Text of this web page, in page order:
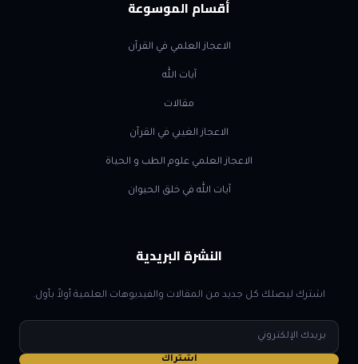
أقسام الموسوعة
الاعجاز العلمي في القرآن
آيات الله
مقالات
الاعجاز الغيبي في القرآن
الاعجاز العلمي علوم الطب و الحياة
آيات الله في خلق الحيوان
النشرة البريدية
اشترك ليصلك كل جديد من المقالات والفيديوهات العلمية أولاً بأول.
البريد
الإلكتروني
اشتراك